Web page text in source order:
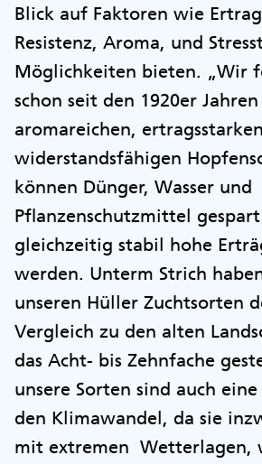
Blick auf Faktoren wie
Resistenz, Aroma, und
Möglichkeiten bieten. „Wir
schon seit den 1920er
aromareichen,
widerstandsfähigen
können Dünger, Wasser und
Pflanzenschutzmittel
gleichzeitig stabil hohe
werden. Unterm Strich
unseren Hüller Zuchtsorten
Vergleich zu den alten
das Acht- bis Zehnfache
unsere Sorten sind auch
den Klimawandel, da sie
mit extremen Wetterlagen,